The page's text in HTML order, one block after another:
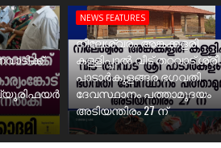
പ്യൂരിഫയർ
NEWS FEATURES
നീലേശ്വരം അങ്കക്കളരി
കള്ളിപ്പാൽ വീട് തറവാട് ശ്രീ
പാടാർകുളങ്ങര ഭഗവതി
ദേവസ്ഥാനം പത്താമുദയം
അടിയന്തിരം 27 ന്